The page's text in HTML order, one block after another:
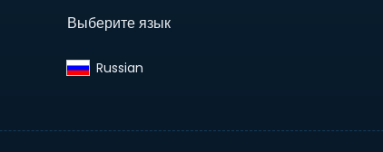
Выберите язык
Russian‎